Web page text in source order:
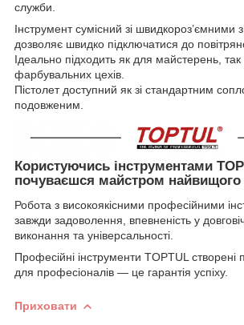
служби.
Інструмент сумісний зі швидкороз’ємними
дозволяє швидко підключатися до
Ідеально підходить як для майстерень, так
фарбувальних цехів.
Пістолет доступний як зі стандартним
подовженим.
Користуючись інструментами
почуваєшся майстром найвищого
Робота з високоякісними професійними
завжди задоволення, впевненість у
виконання та універсальності.
Професійні інструменти TOPTUL
для професіоналів — це гарантія успіху.
Приховати